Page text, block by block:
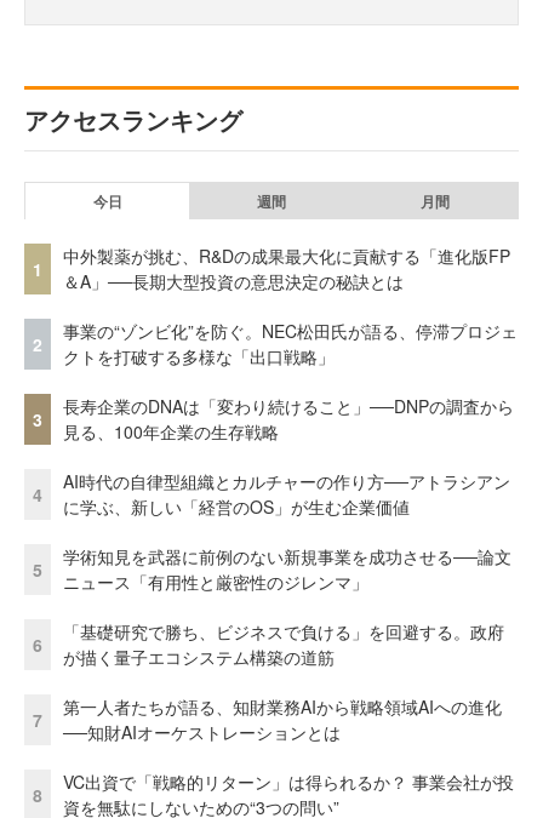
アクセスランキング
今日 週間 月間
1
中外製薬が挑む、R&Dの成果最大化に貢献する「進化版FP
＆A」──長期大型投資の意思決定の秘訣とは
2
事業の“ゾンビ化”を防ぐ。NEC松田氏が語る、停滞プロジェ
クトを打破する多様な「出口戦略」
3
長寿企業のDNAは「変わり続けること」──DNPの調査から
見る、100年企業の生存戦略
4
AI時代の自律型組織とカルチャーの作り方──アトラシアン
に学ぶ、新しい「経営のOS」が生む企業価値
5
学術知見を武器に前例のない新規事業を成功させる──論文
ニュース「有用性と厳密性のジレンマ」
6
「基礎研究で勝ち、ビジネスで負ける」を回避する。政府
が描く量子エコシステム構築の道筋
7
第一人者たちが語る、知財業務AIから戦略領域AIへの進化
──知財AIオーケストレーションとは
8
VC出資で「戦略的リターン」は得られるか？ 事業会社が投
資を無駄にしないための“3つの問い”